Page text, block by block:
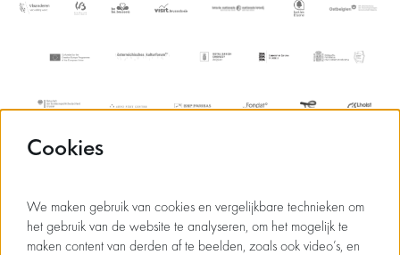
Cookies
We maken gebruik van cookies en vergelijkbare technieken om
het gebruik van de website te analyseren, om het mogelijk te
maken content van derden af te beelden, zoals ook video’s, en